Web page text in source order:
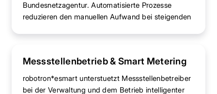
Bundesnetzagentur. Automatisierte Prozesse
reduzieren den manuellen Aufwand bei steigenden
Messstellenbetrieb & Smart Metering
robotron*esmart unterstuetzt Messstellenbetreiber
bei der Verwaltung und dem Betrieb intelligenter